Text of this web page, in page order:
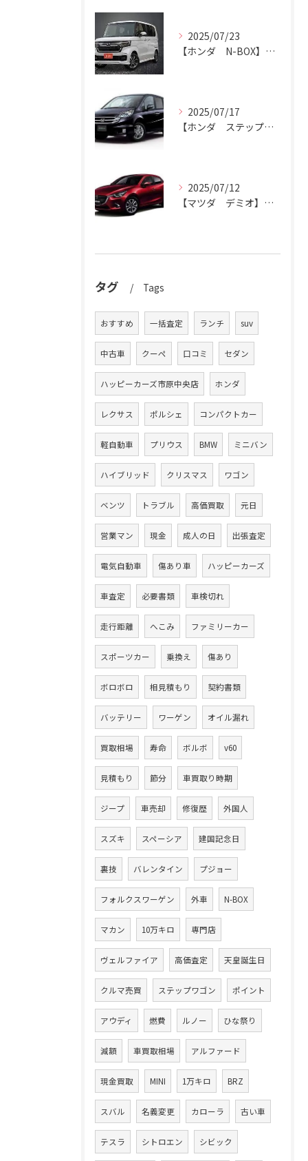
2025/07/23
【ホンダ N-BOX】N-BOXをハッピーカーズ市原中央店にお売りください。
2025/07/17
【ホンダ ステップワゴン】ハッピーカーズ市原中央店がステップワゴン買取ります。
2025/07/12
【マツダ デミオ】デミオの買取りはハッピーカーズ市原中央店におまかせ。
タグ Tags
おすすめ 一括査定 ランチ suv
中古車 クーペ 口コミ セダン
ハッピーカーズ市原中央店 ホンダ
レクサス ポルシェ コンパクトカー
軽自動車 プリウス BMW ミニバン
ハイブリッド クリスマス ワゴン
ベンツ トラブル 高価買取 元日
営業マン 現金 成人の日 出張査定
電気自動車 傷あり車 ハッピーカーズ
車査定 必要書類 車検切れ
走行距離 へこみ ファミリーカー
スポーツカー 乗換え 傷あり
ボロボロ 相見積もり 契約書類
バッテリー ワーゲン オイル漏れ
買取相場 寿命 ボルボ v60
見積もり 節分 車買取り時期
ジープ 車売却 修復歴 外国人
スズキ スペーシア 建国記念日
裏技 バレンタイン プジョー
フォルクスワーゲン 外車 N-BOX
マカン 10万キロ 専門店
ヴェルファイア 高価査定 天皇誕生日
クルマ売買 ステップワゴン ポイント
アウディ 燃費 ルノー ひな祭り
減額 車買取相場 アルファード
現金買取 MINI 1万キロ BRZ
スバル 名義変更 カローラ 古い車
テスラ シトロエン シビック